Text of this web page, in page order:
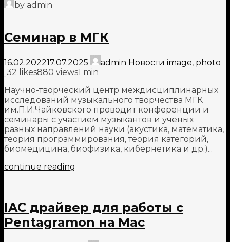
by admin
Семинар в МГК
16.02.202217.07.2025 admin Новости image, photo
32 likes880 views1 min
Научно-творческий центр междисциплинарных
исследований музыкального творчества МГК
им.П.И.Чайковского проводит конференции и
семинары с участием музыкантов и ученых
разных направлений науки (акустика, математика,
теория программирования, теория категорий,
биомедицина, биофизика, кибернетика и др.)...
continue reading
IAC драйвер для работы с
Pentagramon на Mac